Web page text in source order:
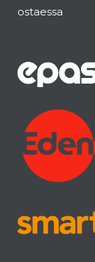
ostaessa